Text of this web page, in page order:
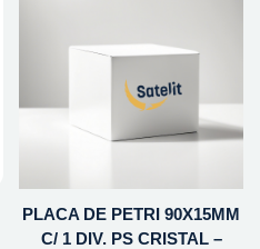
PLACA DE PETRI 90X15MM
C/ 1 DIV. PS CRISTAL –